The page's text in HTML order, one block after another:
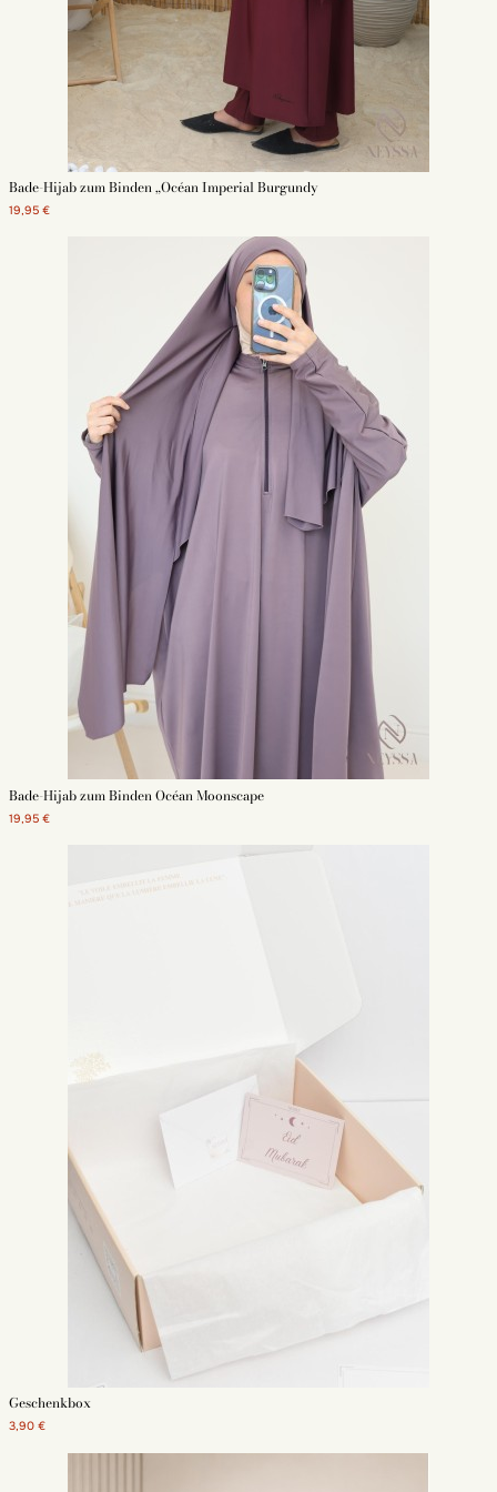
Warum Hijab für das Schwimmen bei Neyssa Shop kaufen?
Eine große Auswahl an auf den Sport ausgerichteten islamischen
Modestücken steht zu vorteilhaften Preisen in unserem Geschäft zur
Verfügung. Burkini, Badehijabs und Accessoires erfreuen muslimische
Frauen auf der Suche nach qualitativ hochwertigen Produkten. Der
Versand Ihres Schleiers ist kostenlos für einen Einkauf von 69 Euro. Wir
bieten eine Versandzeit von 48 Werkstunden für alle Lagerprodukte an.
Entdecken Sie auch unsere Sammlungen von :
hijab zubehoer
Hijab pin
Hijab zum anziehen
hijab am abend
Schwimm hijab
Bade-Hijab zum Binden „Océan Imperial Burgundy
19,95 €
Bade-Hijab zum Binden Océan Moonscape
19,95 €
Geschenkbox
3,90 €